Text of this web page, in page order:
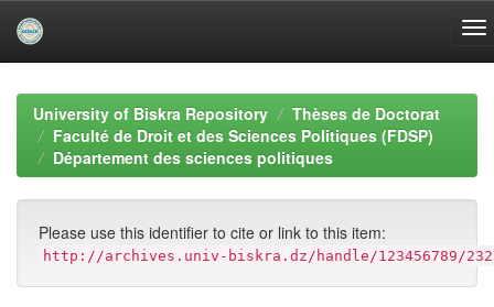
navigationUniversity of Biskra Repository
Thèses de Doctorat
Faculté de Droit et des Sciences Politiques (FDSP)
Département des sciences politiques
Please use this identifier to cite or link to this item:
http://archives.univ-biskra.dz/handle/123456789/